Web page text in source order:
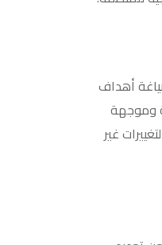
أهداف
وموجهة
غير